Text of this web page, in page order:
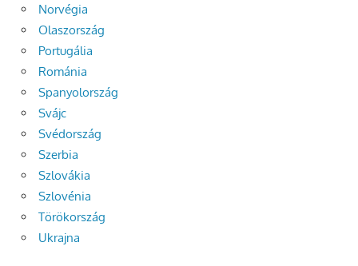
Norvégia
Olaszország
Portugália
Románia
Spanyolország
Svájc
Svédország
Szerbia
Szlovákia
Szlovénia
Törökország
Ukrajna